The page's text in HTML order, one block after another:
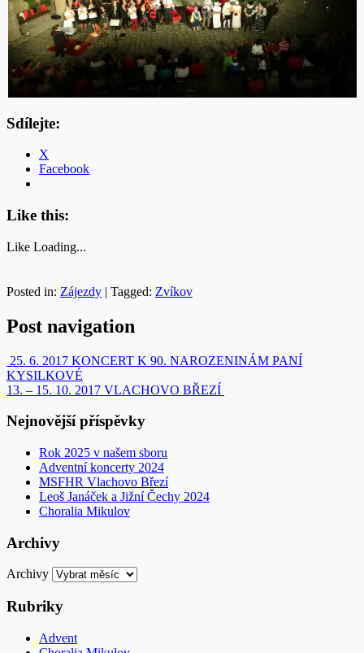
Sdílejte:
X
Facebook
Like this:
Like Loading...
Posted in: Zájezdy | Tagged: Zvíkov
Post navigation
25. 6. 2017 KONCERT K 90. NAROZENINÁM PANÍ
KYSILKOVÉ
13. – 15. 10. 2017 VLACHOVO BŘEZÍ
Nejnovější příspěvky
Rok 2025 v našem sboru
Adventní koncerty 2024
MSFHR Vlachovo Březí
Leoš Janáček a Jižní Čechy 2024
Choralia Mikulov
Archivy
Archivy
Rubriky
Advent